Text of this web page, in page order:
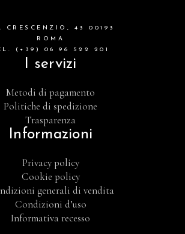
CRESCENZIO, 43 00193
ROMA
(+39) 06 96 522 201
I servizi
Metodi di pagamento
Politiche di spedizione
Trasparenza
Informazioni
Privacy policy
Cookie policy
generali di vendita
Condizioni d’uso
Informativa recesso